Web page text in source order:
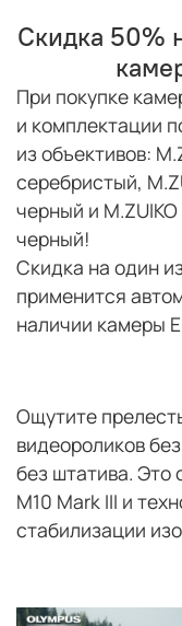
Скидка 50%
При покупке
и комплектации
из объективов:
серебристый,
черный и
черный!
Скидка на один
применится
наличии камеры
Ощутите
видеороликов
без штатива. Это
M10 Mark III и
стабилизации